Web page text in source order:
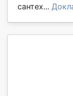
сантех...